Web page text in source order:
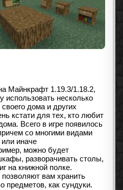
Майнкрафт 1.19.3/1.18.2,
использовать несколько
дома и других
кстати для тех, кто любит
Всего в игре появилось
со многими видами
иначе
можно будет
разворачивать столы,
на книжной полке.
вам хранить
предметов, как сундуки.